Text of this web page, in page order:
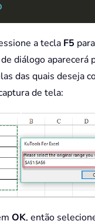
a tecla F5
diálogo aparecerá
das quais deseja
de tela:
OK, então